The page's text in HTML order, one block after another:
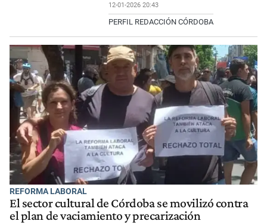
12-01-2026 20:43
PERFIL REDACCIÓN CÓRDOBA
REFORMA LABORAL
El sector cultural de Córdoba se movilizó contra
el plan de vaciamiento y precarización